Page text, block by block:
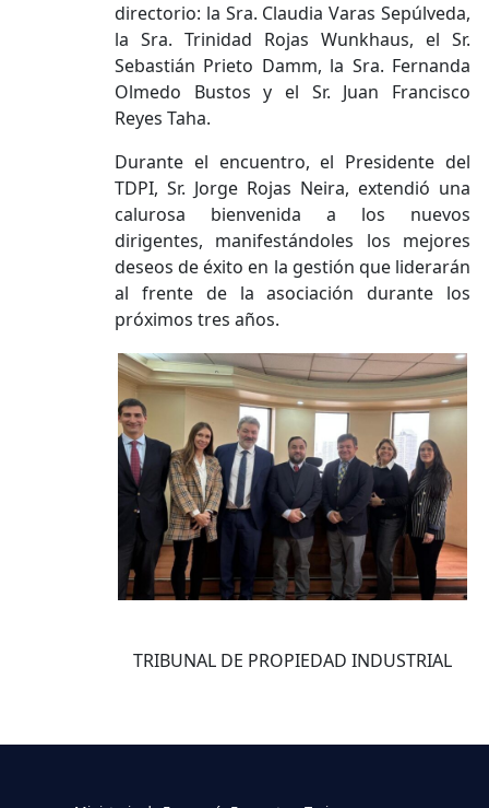
directorio: la Sra. Claudia Varas Sepúlveda,
la Sra. Trinidad Rojas Wunkhaus, el Sr.
Sebastián Prieto Damm, la Sra. Fernanda
Olmedo Bustos y el Sr. Juan Francisco
Reyes Taha.
Durante el encuentro, el Presidente del
TDPI, Sr. Jorge Rojas Neira, extendió una
calurosa bienvenida a los nuevos
dirigentes, manifestándoles los mejores
deseos de éxito en la gestión que liderarán
al frente de la asociación durante los
próximos tres años.
TRIBUNAL DE PROPIEDAD INDUSTRIAL